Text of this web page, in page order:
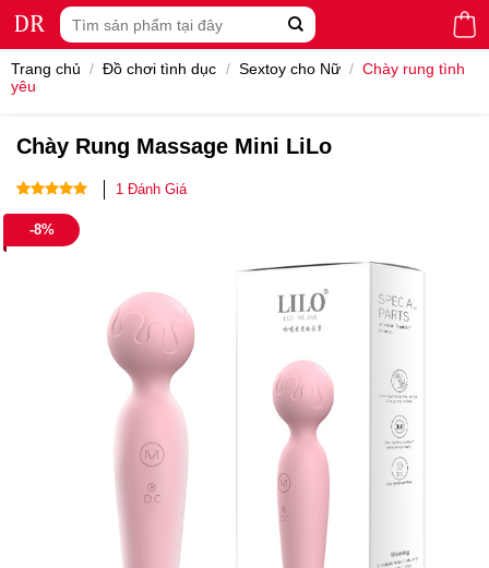
Tìm
kiếm:
Trang chủ / Đồ chơi tình dục / Sextoy cho Nữ / Chày rung tình
yêu
Chày Rung Massage Mini LiLo
5.00trên 5
dựa trên
1
đánh giá
1 Đánh Giá
-8%